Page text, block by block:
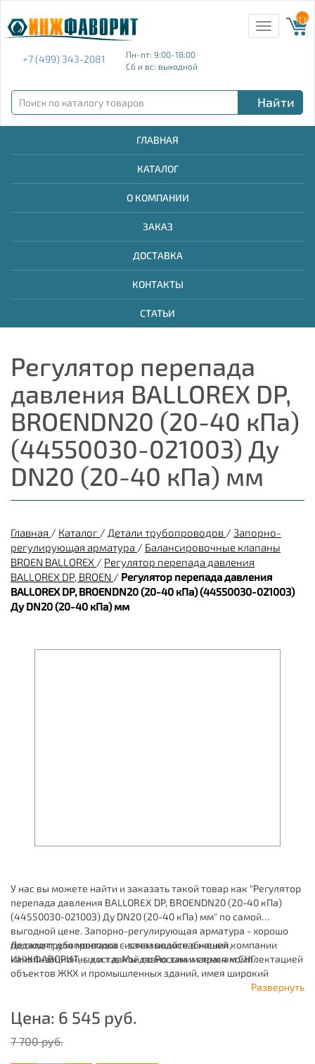
+7 (499) 343-2081
Пн-пт: 9:00-18:00
Сб и вс: выходной
Toggle
navigation
{{
Найти
ГЛАВНАЯ
КАТАЛОГ
О КОМПАНИИ
ЗАКАЗ
ДОСТАВКА
КОНТАКТЫ
СТАТЬИ
Регулятор перепада
давления BALLOREX DP,
BROENDN20 (20-40 кПа)
(44550030-021003) Ду
DN20 (20-40 кПа) мм
Главная / Каталог / Детали трубопроводов / Запорно-
регулирующая арматура / Балансировочные клапаны
BROEN BALLOREX / Регулятор перепада давления
BALLOREX DP, BROEN / Регулятор перепада давления
BALLOREX DP, BROENDN20 (20-40 кПа) (44550030-021003)
Ду DN20 (20-40 кПа) мм
У нас вы можете найти и заказать такой товар как "Регулятор
перепада давления BALLOREX DP, BROENDN20 (20-40 кПа)
(44550030-021003) Ду DN20 (20-40 кПа) мм" по самой
выгодной цене. Запорно-регулирующая арматура - хорошо
подходят для монтажа систем водоснабжения,
канализационных и т.д. Мы давно занимаемся комплектацией
объектов ЖКХ и промышленных зданий, имея широкий
Детали трубопроводов - заказывайте в нашей компании
ИНЖФАВОРИТ, с доставкой по России и странам СНГ.
Развернуть
Цена: 6 545 руб.
7 700 руб.